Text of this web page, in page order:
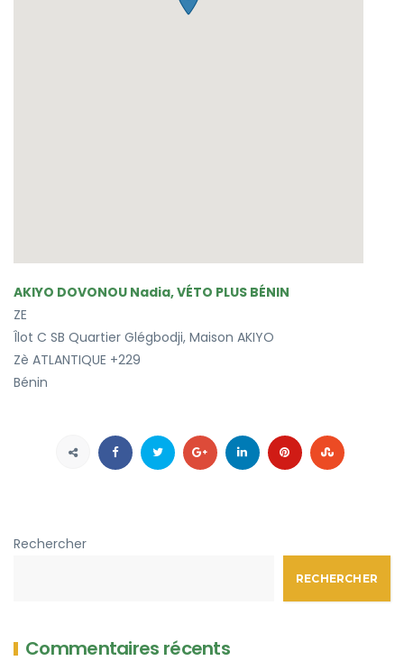
AKIYO DOVONOU Nadia, VÉTO PLUS BÉNIN
ZE
Îlot C SB Quartier Glégbodji, Maison AKIYO
Zè ATLANTIQUE +229
Bénin
Rechercher
RECHERCHER
Commentaires récents